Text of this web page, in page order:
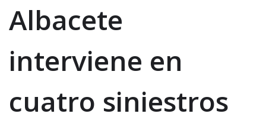
Albacete
interviene en
cuatro siniestros